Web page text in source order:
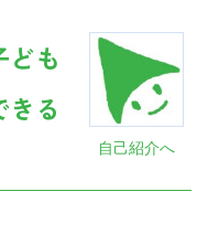
自己紹介へ
ども
る